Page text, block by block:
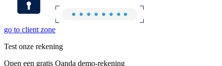
go to client zone
Test onze rekening
Open een gratis Oanda demo-rekening